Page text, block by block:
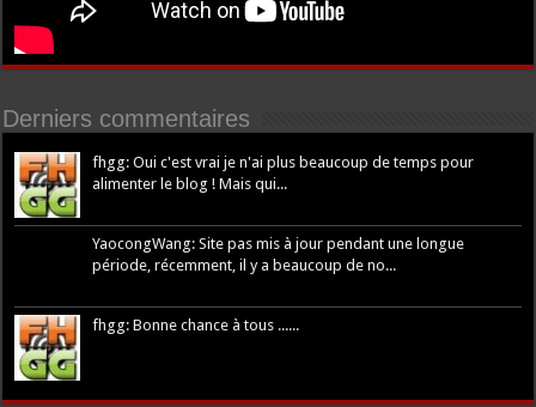
Derniers commentaires
fhgg: Oui c'est vrai je n'ai plus beaucoup de temps pour
alimenter le blog ! Mais qui...
YaocongWang: Site pas mis à jour pendant une longue
période, récemment, il y a beaucoup de no...
fhgg: Bonne chance à tous ......